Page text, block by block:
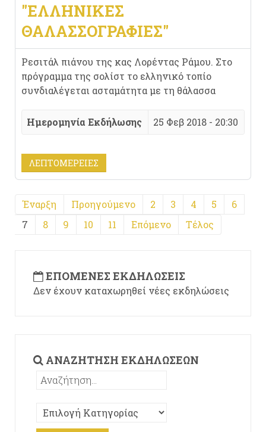
"ΕΛΛΗΝΙΚΈΣ
ΘΑΛΑΣΣΟΓΡΑΦΊΕΣ"
Ρεσιτάλ πιάνου της κας Λορέντας Ράμου. Στο
πρόγραμμα της σολίστ το ελληνικό τοπίο
συνδιαλέγεται ασταμάτητα με τη θάλασσα
Ημερομηνία Εκδήλωσης 25 Φεβ 2018 - 20:30
ΛΕΠΤΟΜΈΡΕΙΕΣ
Έναρξη Προηγούμενο 2 3 4 5
6
7
8 9 10 11 Επόμενο Τέλος
ΕΠΌΜΕΝΕΣ ΕΚΔΗΛΏΣΕΙΣ
Δεν έχουν καταχωρηθεί νέες εκδηλώσεις
ΑΝΑΖΉΤΗΣΗ ΕΚΔΗΛΏΣΕΩΝ